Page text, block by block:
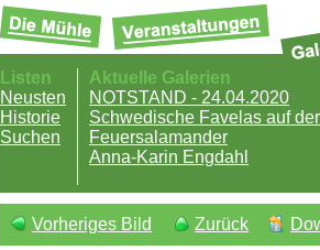
Listen
Neusten
Historie
Suchen
Aktuelle Galerien
NOTSTAND - 24.04.2020
Schwedische Favelas auf
Feuersalamander
Anna-Karin Engdahl
Vorheriges Bild Zurück